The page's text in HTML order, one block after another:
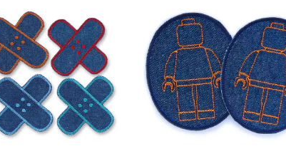
mehrere
Varianten
auf.
Die
Optionen
können
auf